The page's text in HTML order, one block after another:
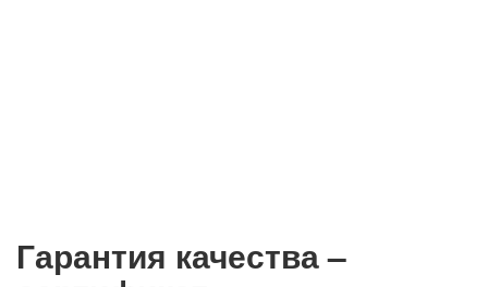
Гарантия качества –